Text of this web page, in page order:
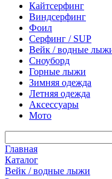
Кайтсерфинг
Виндсерфинг
Фоил
Серфинг / SUP
Вейк / водные
Сноуборд
Горные лыжи
Зимняя одежда
Летняя одежда
Аксессуары
Мото
Главная
Каталог
Вейк / водные лыжи